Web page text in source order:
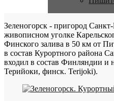
Зеленогорск - пригород
живописном уголке
Финского залива в 50 км от
в состав Курортного района
входил в состав Финляндии и
Терийоки, финск. Terijoki).